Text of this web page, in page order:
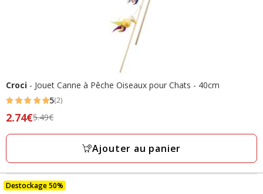
Croci - Jouet Canne à Pêche Oiseaux pour Chats - 40cm
5
étoiles
avec
avis
5(2)
Prix
précédent
prix
final
2.74€
2.74€5.49€
Ajouter au panier
Destockage 50%